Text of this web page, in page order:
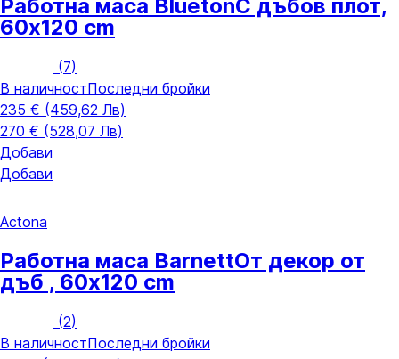
Работна маса BluetonС дъбов плот,
60x120 cm
(7)
В наличностПоследни бройки
235 € (459,62 Лв)
270 € (528,07 Лв)
Добави
Добави
Actona
Работна маса BarnettОт декор от
дъб , 60x120 cm
(2)
В наличностПоследни бройки